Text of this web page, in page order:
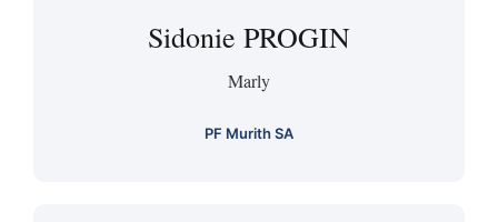
Sidonie PROGIN
Marly
PF Murith SA